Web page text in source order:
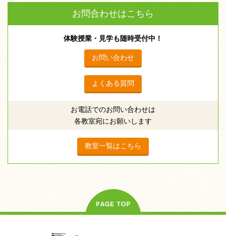
お問合わせはこちら
体験授業・見学も随時受付中！
お問い合わせ
よくある質問
お電話でのお問い合わせは
各教室宛にお願いします
教室一覧はこちら